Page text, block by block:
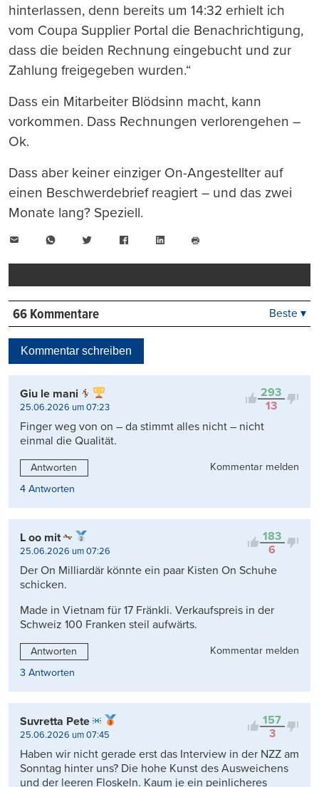
hinterlassen, denn bereits um 14:32 erhielt ich
vom Coupa Supplier Portal die Benachrichtigung,
dass die beiden Rechnung eingebucht und zur
Zahlung freigegeben wurden.“
Dass ein Mitarbeiter Blödsinn macht, kann
vorkommen. Dass Rechnungen verlorengehen –
Ok.
Dass aber keiner einziger On-Angestellter auf
einen Beschwerdebrief reagiert – und das zwei
Monate lang? Speziell.
WhatsAppTwitter FacebookLinkedIn
drucken
66 Kommentare
Kontrovers
Beste ▾
Kommentar schreiben
293
13
Giu le mani
25.06.2026 um 07:23
Finger weg von on – da stimmt alles nicht – nicht
einmal die Qualität.
Antworten
Kommentar melden
4 Antworten
183
6
L oo mit
25.06.2026 um 07:26
Der On Milliardär könnte ein paar Kisten On Schuhe
schicken.
Made in Vietnam für 17 Fränkli. Verkaufspreis in der
Schweiz 100 Franken steil aufwärts.
Antworten
Kommentar melden
3 Antworten
157
3
Suvretta Pete
25.06.2026 um 07:45
Haben wir nicht gerade erst das Interview in der NZZ am
Sonntag hinter uns? Die hohe Kunst des Ausweichens
und der leeren Floskeln. Kaum je ein peinlicheres